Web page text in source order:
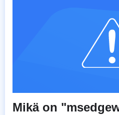
Mikä on